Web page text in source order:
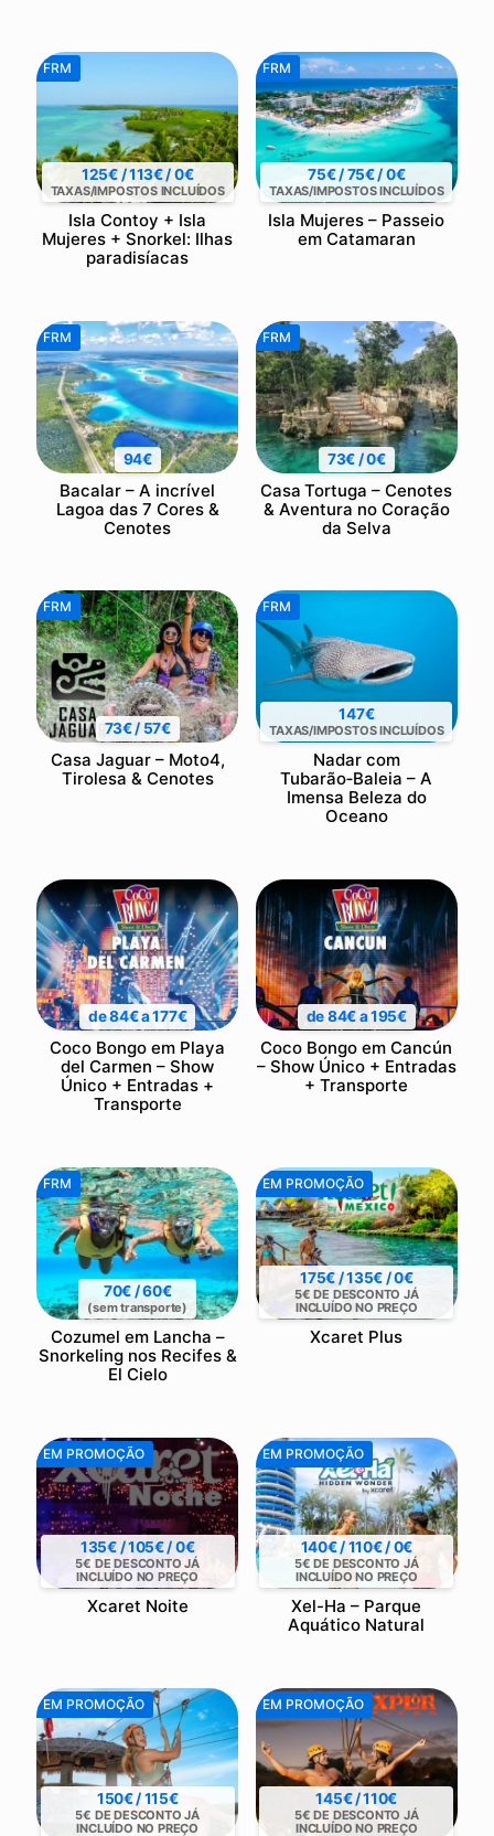
FRM
125€ / 113€ / 0€
TAXAS/IMPOSTOS INCLUÍDOS
Isla Contoy + Isla
Mujeres + Snorkel: Ilhas
paradisíacas
FRM
75€ / 75€ / 0€
TAXAS/IMPOSTOS INCLUÍDOS
Isla Mujeres – Passeio
em Catamaran
FRM
94€
Bacalar – A incrível
Lagoa das 7 Cores &
Cenotes
FRM
73€ / 0€
Casa Tortuga – Cenotes
& Aventura no Coração
da Selva
FRM
73€ / 57€
Casa Jaguar – Moto4,
Tirolesa & Cenotes
FRM
147€
TAXAS/IMPOSTOS INCLUÍDOS
Nadar com
Tubarão‑Baleia – A
Imensa Beleza do
Oceano
de 84€ a 177€
Coco Bongo em Playa
del Carmen – Show
Único + Entradas +
Transporte
de 84€ a 195€
Coco Bongo em Cancún
– Show Único + Entradas
+ Transporte
FRM
70€ / 60€
(sem transporte)
Cozumel em Lancha –
Snorkeling nos Recifes &
El Cielo
EM PROMOÇÃO
175€ / 135€ / 0€
5€ DE DESCONTO JÁ
INCLUÍDO NO PREÇO
Xcaret Plus
EM PROMOÇÃO
135€ / 105€ / 0€
5€ DE DESCONTO JÁ
INCLUÍDO NO PREÇO
Xcaret Noite
EM PROMOÇÃO
140€ / 110€ / 0€
5€ DE DESCONTO JÁ
INCLUÍDO NO PREÇO
Xel-Ha – Parque
Aquático Natural
EM PROMOÇÃO
150€ / 115€
5€ DE DESCONTO JÁ
INCLUÍDO NO PREÇO
EM PROMOÇÃO
145€ / 110€
5€ DE DESCONTO JÁ
INCLUÍDO NO PREÇO